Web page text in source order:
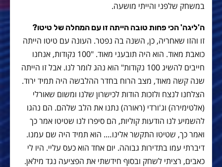
במשחק שלפני והייתי מושעה.
ה'ליגה' הכי פחות טובה הייתה זו עם המחלה של טיטו?
זו והזו שאחריה, כן, השנה בה נפטר. העונה עם טיטו הייתה
כואבת מאוד. הוא היה תובעני מאוד. "100 נקודות, אנחנו
חייבים להשיג 100 נקודות" הוא נהג לומר לנו. אבל זו הייתה
שנה קשה מאוד, מצב הרוח בחדר ההלבשה היה תמיד ירוד.
הצלחנו לנצח ולזכות הודות לכישרון שלנו ומשום שאורלי
(אלטימירה) וג'ורדי (ראורה) נתנו את הלב שלהם. הם נהגו
להשמיע לנו הודעות קוליות, הם סיפרו לנו שטיטו אמר כך
ואמר כך, שטיטו התקשר אלינו…. הוא תמיד היה שם עמנו.
דיברתי עמו בתדירות גבוהה. יום אחד הוא כעס עליי. היו לי
כאבים, רציתי לשחק ובסוף חידשתי את הפציעה נגד מילאן.